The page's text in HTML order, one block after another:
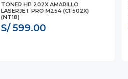
TONER HP 202X AMARILLO
LASERJET PRO M254 (CF502X)
(NT18)
S/ 599.00